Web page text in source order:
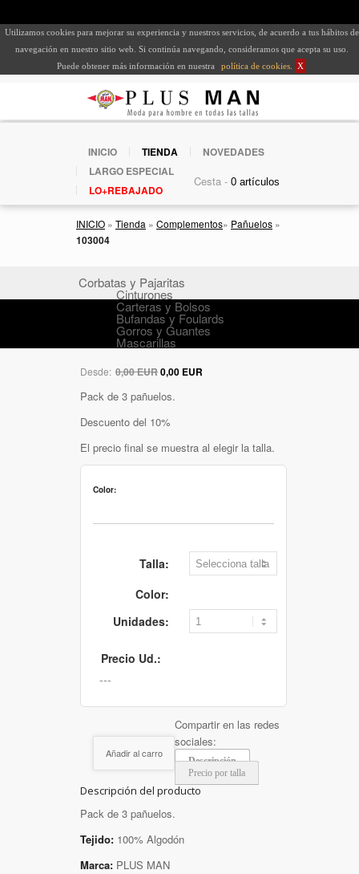
Utilizamos cookies para mejorar su experiencia y nuestros servicios, de acuerdo a tus hábitos de
navegación en nuestro sitio web. Si continúa navegando, consideramos que acepta su uso.
Puede obtener más información en nuestra
política de cookies X
INICIO TIENDA
NOVEDADES
LARGO ESPECIAL
LO+REBAJADO
Cesta -
INICIO » Tienda » Complementos» Pañuelos »
103004
Corbatas y Pajaritas
Cinturones
Carteras y Bolsos
Bufandas y Foulards
Gorros y Guantes
Mascarillas
Desde: 0,00 EUR0,00 EUR
Pack de 3 pañuelos.
Descuento del 10%
El precio final se muestra al elegir la talla.
Color:
Talla:
Color:
Unidades:
Precio Ud.:
Añadir al carro
Compartir en las redes
sociales:
Descripción
Precio por talla
Descripción del producto
Pack de 3 pañuelos.
Tejido: 100% Algodón
Marca: PLUS MAN